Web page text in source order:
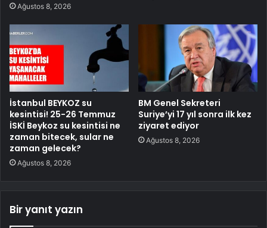
Ağustos 8, 2026
İstanbul BEYKOZ su
kesintisi! 25-26 Temmuz
İSKİ Beykoz su kesintisi ne
zaman bitecek, sular ne
zaman gelecek?
Ağustos 8, 2026
BM Genel Sekreteri
Suriye’yi 17 yıl sonra ilk kez
ziyaret ediyor
Ağustos 8, 2026
Bir yanıt yazın